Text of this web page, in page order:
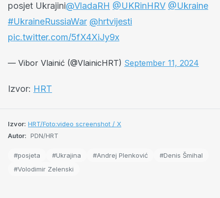
posjet Ukrajini@VladaRH @UKRinHRV @Ukraine
#UkraineRussiaWar️️ @hrtvijesti
pic.twitter.com/5fX4XiJy9x
— Vibor Vlainić (@VlainicHRT) September 11, 2024
Izvor: HRT
Izvor: HRT/Foto:video screenshot / X
Autor: PDN/HRT
#posjeta #Ukrajina #Andrej Plenković
#Denis Šmihal
#Volodimir Zelenski